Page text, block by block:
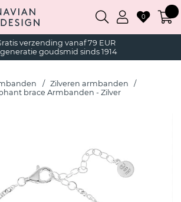
verzending vanaf 79 EUR
goudsmid sinds 1914
0
Zilveren armbanden
brace Armbanden - Zilver